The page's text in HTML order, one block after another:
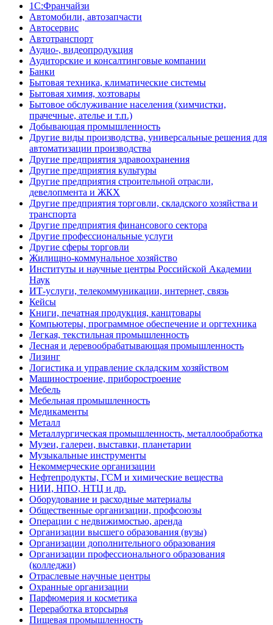
1С:Франчайзи
Автомобили, автозапчасти
Автосервис
Автотранспорт
Аудио-, видеопродукция
Аудиторские и консалтинговые компании
Банки
Бытовая техника, климатические системы
Бытовая химия, хозтовары
Бытовое обслуживание населения (химчистки,
прачечные, ателье и т.п.)
Добывающая промышленность
Другие виды производства, универсальные решения для
автоматизации производства
Другие предприятия здравоохранения
Другие предприятия культуры
Другие предприятия строительной отрасли,
девелопмента и ЖКХ
Другие предприятия торговли, складского хозяйства и
транспорта
Другие предприятия финансового сектора
Другие профессиональные услуги
Другие сферы торговли
Жилищно-коммунальное хозяйство
Институты и научные центры Российской Академии
Наук
ИТ-услуги, телекоммуникации, интернет, связь
Кейсы
Книги, печатная продукция, канцтовары
Компьютеры, программное обеспечение и оргтехника
Легкая, текстильная промышленность
Лесная и деревообрабатывающая промышленность
Лизинг
Логистика и управление складским хозяйством
Машиностроение, приборостроение
Мебель
Мебельная промышленность
Медикаменты
Металл
Металлургическая промышленность, металлообработка
Музеи, галереи, выставки, планетарии
Музыкальные инструменты
Некоммерческие организации
Нефтепродукты, ГСМ и химические вещества
НИИ, НПО, НТЦ и др.
Оборудование и расходные материалы
Общественные организации, профсоюзы
Операции с недвижимостью, аренда
Организации высшего образования (вузы)
Организации дополнительного образования
Организации профессионального образования
(колледжи)
Отраслевые научные центры
Охранные организации
Парфюмерия и косметика
Переработка вторсырья
Пищевая промышленность